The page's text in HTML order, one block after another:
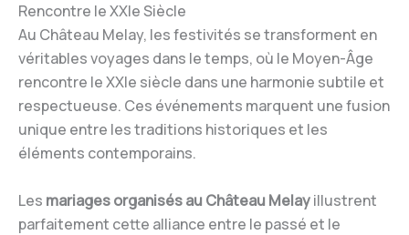
Rencontre le XXIe Siècle
Au Château Melay, les festivités se transforment en
véritables voyages dans le temps, où le Moyen-Âge
rencontre le XXIe siècle dans une harmonie subtile et
respectueuse. Ces événements marquent une fusion
unique entre les traditions historiques et les
éléments contemporains.
Les mariages organisés au Château Melayillustrent
parfaitement cette alliance entre le passé et le